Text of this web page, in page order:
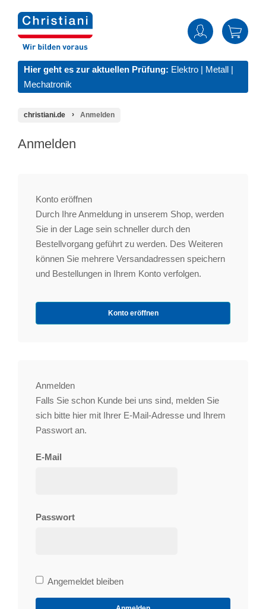
Hier geht es zur aktuellen Prüfung: Elektro | Metall |
Mechatronik
christiani.de Anmelden
Anmelden
Konto eröffnen
Durch Ihre Anmeldung in unserem Shop, werden
Sie in der Lage sein schneller durch den
Bestellvorgang geführt zu werden. Des Weiteren
können Sie mehrere Versandadressen speichern
und Bestellungen in Ihrem Konto verfolgen.
Konto eröffnen
Anmelden
Falls Sie schon Kunde bei uns sind, melden Sie
sich bitte hier mit Ihrer E-Mail-Adresse und Ihrem
Passwort an.
E-Mail
Passwort
Bleibe
angemeldet
Angemeldet bleiben